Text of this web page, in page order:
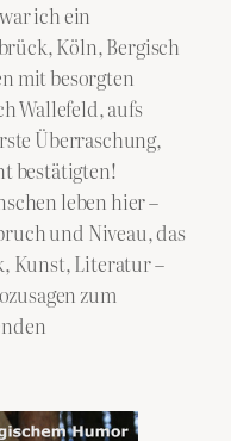
ich ein
Köln, Bergisch
mit besorgten
Wallefeld, aufs
Überraschung,
bestätigten!
leben hier –
und Niveau, das
Kunst, Literatur –
zum